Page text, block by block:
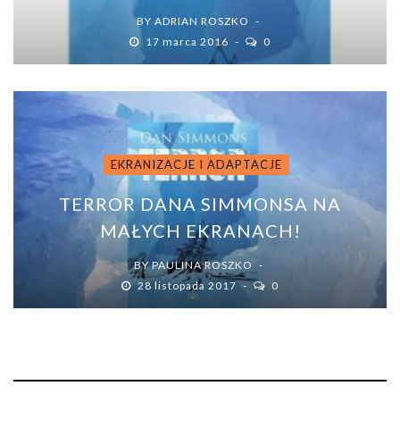
BY ADRIAN ROSZKO
17 marca 2016
0
EKRANIZACJE I ADAPTACJE
TERROR DANA SIMMONSA NA
MAŁYCH EKRANACH!
BYPAULINA ROSZKO
28 listopada 2017
0